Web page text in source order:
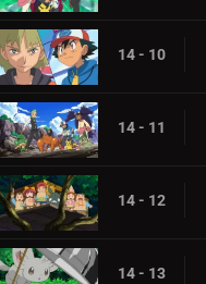
14 - 10
14 - 11
14 - 12
14 - 13